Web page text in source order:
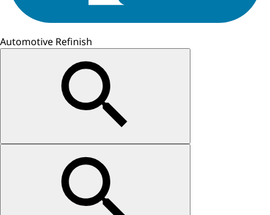
Automotive Refinish